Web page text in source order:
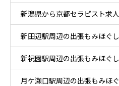
新潟県から京都セラピスト求人
新田辺駅周辺の出張もみほぐ
新祝園駅周辺の出張もみほぐ
月ケ瀬口駅周辺の出張もみほ